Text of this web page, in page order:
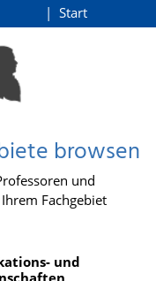
Start
browsen
und
Fachgebiet
und